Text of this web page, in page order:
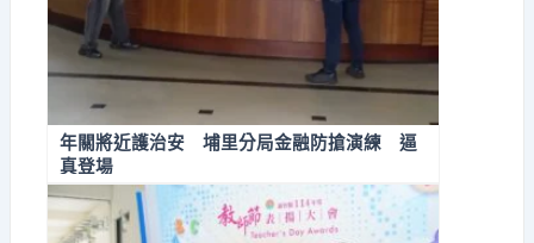
年關將近護治安 埔里分局金融防搶演練 逼
真登場